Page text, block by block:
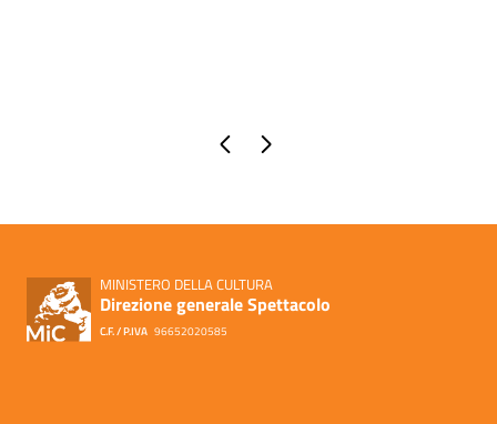
Pagina precedente
MINISTERO DELLA CULTURA
Direzione generale Spettacolo
C.F. / P.IVA 96652020585